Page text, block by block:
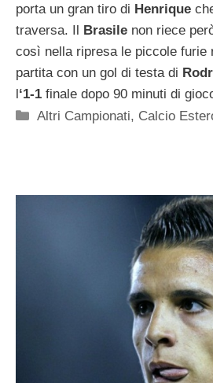
porta un gran tiro di Henrique
traversa. Il Brasile non riece
così nella ripresa le piccole furie
partita con un gol di testa di
l‘1-1 finale dopo 90 minuti di
Categorie
Altri Campionati, Calcio